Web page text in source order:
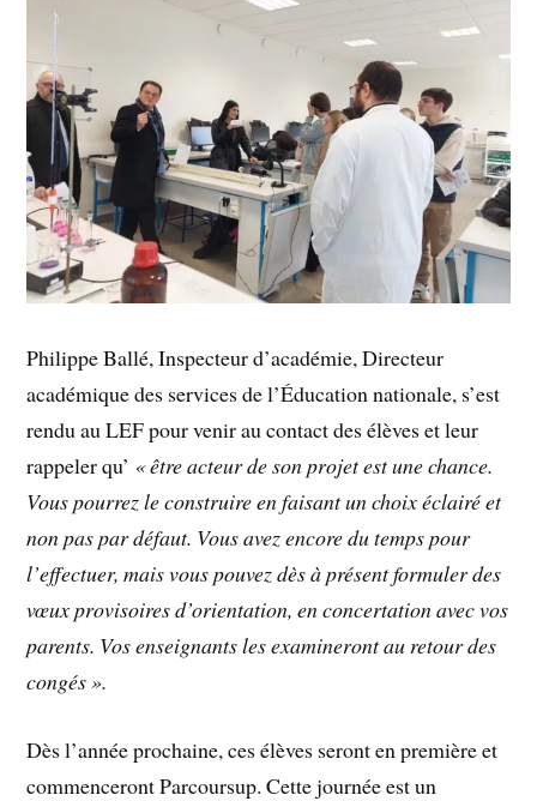
Philippe Ballé, Inspecteur d’académie, Directeur
académique des services de l’Éducation nationale, s’est
rendu au LEF pour venir au contact des élèves et leur
rappeler qu’ « être acteur de son projet est une chance.
Vous pourrez le construire en faisant un choix éclairé et
non pas par défaut. Vous avez encore du temps pour
l’effectuer, mais vous pouvez dès à présent formuler des
vœux provisoires d’orientation, en concertation avec vos
parents. Vos enseignants les examineront au retour des
congés ».
Dès l’année prochaine, ces élèves seront en première et
commenceront Parcoursup. Cette journée est un